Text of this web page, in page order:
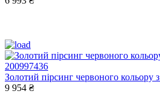
Золотий пірсинг червоного кольору
9 954 ₴